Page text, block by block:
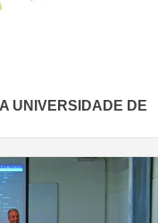
UNIVERSIDADE DE